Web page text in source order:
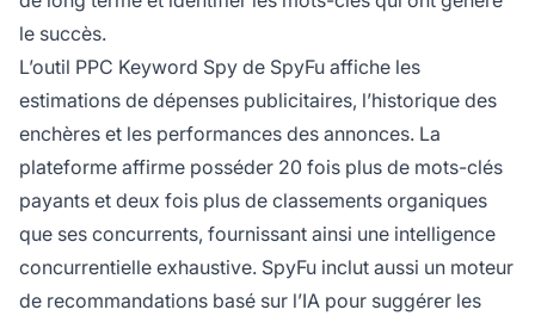
le succès.
L’outil PPC Keyword Spy de SpyFu affiche les
estimations de dépenses publicitaires, l’historique des
enchères et les performances des annonces. La
plateforme affirme posséder 20 fois plus de mots-clés
payants et deux fois plus de classements organiques
que ses concurrents, fournissant ainsi une intelligence
concurrentielle exhaustive. SpyFu inclut aussi un moteur
de recommandations basé sur l’IA pour suggérer les